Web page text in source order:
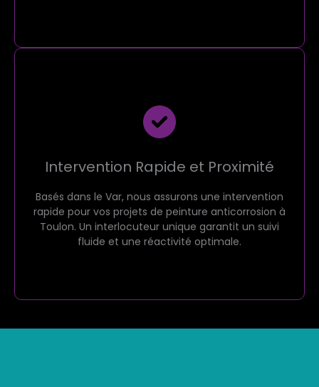
Intervention Rapide et Proximité
Basés dans le Var, nous assurons une intervention
rapide pour vos projets de peinture anticorrosion à
Toulon. Un interlocuteur unique garantit un suivi
fluide et une réactivité optimale.